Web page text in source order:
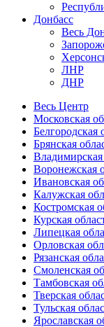
Донбасс
Весь
ЛНР
ДНР
Весь Центр
Московская
Белгородская
Брянская
Владимирская
Воронежская
Ивановская
Калужская
Костромская
Курская
Липецкая
Орловская
Рязанская
Смоленская
Тамбовская
Тверская
Тульская
Ярославская